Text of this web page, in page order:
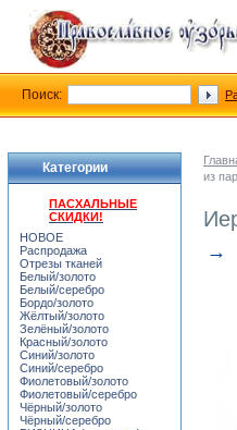
из
→
Категории
ПАСХАЛЬНЫЕ
СКИДКИ!
НОВОЕ
Распродажа
Отрезы тканей
Белый/золото
Белый/серебро
Бордо/золото
Жёлтый/золото
Зелёный/золото
Красный/золото
Синий/золото
Синий/серебро
Фиолетовый/золото
Фиолетовый/серебро
Чёрный/золото
Чёрный/серебро
Поиск: